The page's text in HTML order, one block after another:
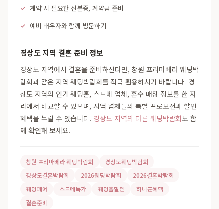
계약 시 필요한 신분증, 계약금 준비
예비 배우자와 함께 방문하기
경상도 지역 결혼 준비 정보
경상도 지역에서 결혼을 준비하신다면, 창원 프리마베라 웨딩박
람회과 같은 지역 웨딩박람회를 적극 활용하시기 바랍니다. 경
상도 지역의 인기 웨딩홀, 스드메 업체, 혼수 매장 정보를 한 자
리에서 비교할 수 있으며, 지역 업체들의 특별 프로모션과 할인
혜택을 누릴 수 있습니다. 경상도 지역의 다른 웨딩박람회도 함
께 확인해 보세요.
창원 프리마베라 웨딩박람회
경상도웨딩박람회
경상도결혼박람회
2026웨딩박람회
2026결혼박람회
웨딩페어
스드메특가 웨딩홀할인
허니문혜택
결혼준비